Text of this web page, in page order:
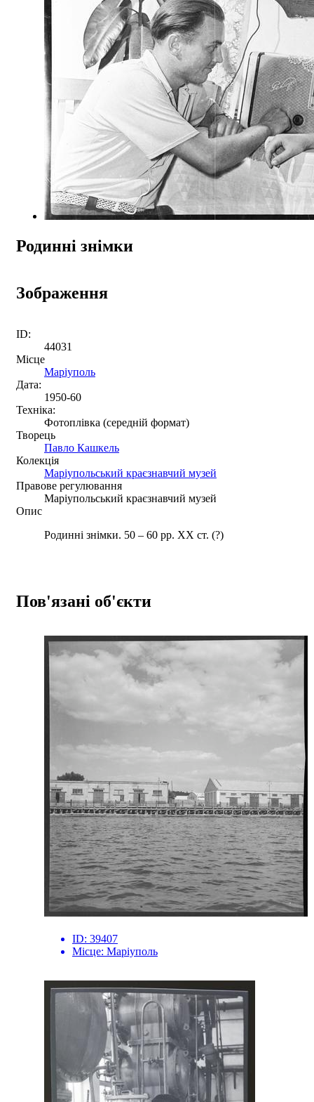
Родинні знімки
Зображення
ID:
44031
Місце
Маріуполь
Дата:
1950-60
Техніка:
Фотоплівка (середній формат)
Творець
Павло Кашкель
Колекція
Маріупольський краєзнавчий музей
Правове регулювання
Маріупольський краєзнавчий музей
Опис
Родинні знімки. 50 – 60 рр. ХХ ст. (?)
Пов'язані об'єкти
ID: 39407
Місце: Маріуполь